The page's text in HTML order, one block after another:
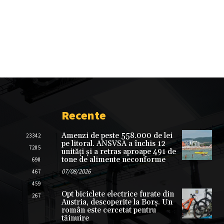
23342
7285
698
467
459
267
Recente
Amenzi de peste 558.000 de lei
pe litoral. ANSVSA a închis 12
unități și a retras aproape 491 de
tone de alimente neconforme
07/08/2026
Opt biciclete electrice furate din
Austria, descoperite la Borș. Un
român este cercetat pentru
tăinuire